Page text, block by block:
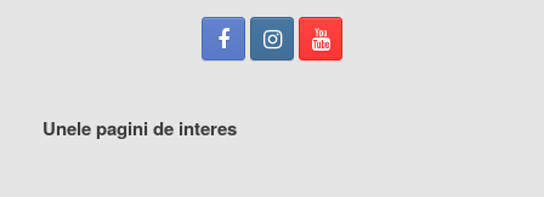
Unele pagini de interes